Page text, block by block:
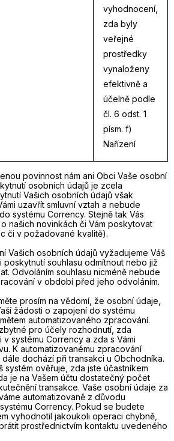
vyhodnocení,
zda byly
veřejné
prostředky
vynaloženy
efektivně a
účelně podle
čl. 6 odst. 1
písm. f)
Nařízení
povinnost nám ani Obci Vaše osobní
osobních údajů je zcela
Vašich osobních údajů však
uzavřít smluvní vztah a nebude
systému Corrency. Stejně tak Vás
našich novinkách či Vám poskytovat
či v požadované kvalitě).
Vašich osobních údajů vyžadujeme Váš
poskytnutí souhlasu odmítnout nebo již
Odvoláním souhlasu nicméně nebude
v období před jeho odvoláním.
prosím na vědomí, že osobní údaje,
žádosti o zapojení do systému
automatizovaného zpracování.
pro účely rozhodnutí, zda
systému Corrency a zda s Vámi
K automatizovanému zpracování
dochází při transakci u Obchodníka.
systém ověřuje, zda jste účastníkem
je na Vašem účtu dostatečný počet
transakce. Vaše osobní údaje za
automatizovaně z důvodu
Corrency. Pokud se budete
vyhodnotil jakoukoli operaci chybně,
prostřednictvím kontaktu uvedeného